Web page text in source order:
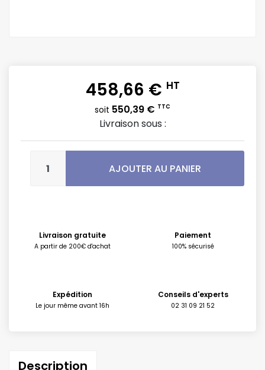
458,66 € HT
soit 550,39 € TTC
Livraison sous :
AJOUTER AU PANIER
Livraison gratuite
A partir de 200€ d'achat
Paiement
100% sécurisé
Expédition
Le jour même avant 16h
Conseils d'experts
02 31 09 21 52
Description